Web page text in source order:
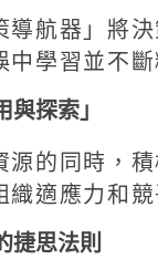
航器」將決
中學習並不斷
與探索」
源的同時，
織適應力和競
捷思法則